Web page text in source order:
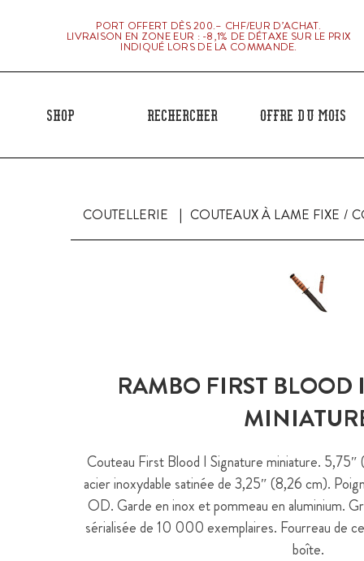
PORT OFFERT DÈS 200.– CHF/EUR D’ACHAT.
LIVRAISON EN ZONE EUR : -8,1% DE DÉTAXE SUR LE PRIX
INDIQUÉ LORS DE LA COMMANDE.
Shop Rechercher Offre du mois
COUTELLERIE COUTEAUX À LAME FIXE
RAMBO FIRST BLOOD
Couteau First Blood I Signature miniature.
acier inoxydable satinée de 3,25″ (8,26 cm).
OD. Garde en inox et pommeau en aluminium.
sérialisée de 10 000 exemplaires. Fourreau de
boîte.